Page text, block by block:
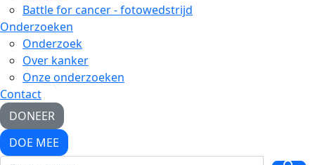
Battle for cancer - fotowedstrijd
Onderzoeken
Onderzoek
Over kanker
Onze onderzoeken
Contact
DONEER
DOE MEE